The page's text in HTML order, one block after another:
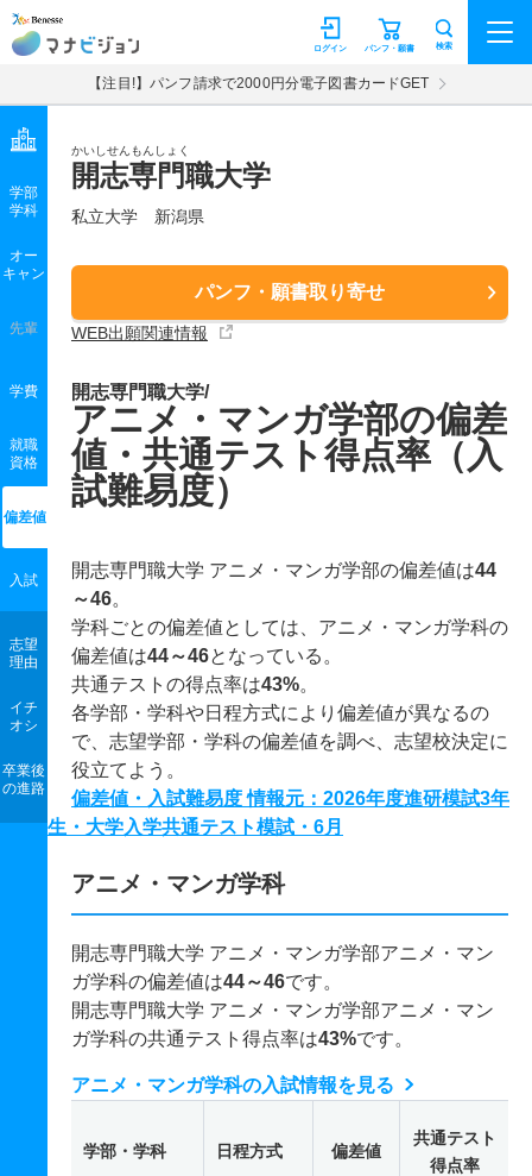
マナビジョン パンフ・願書
ログイン 検索
【注目!】パンフ請求で2000円分電子図書カードGET
かいしせんもんしょく
開志専門職大学
私立大学 新潟県
パンフ・願書取り寄せ
WEB出願関連情報
学部
学科
オー
キャン
先輩
学費
就職
資格
偏差値
入試
志望
理由
イチ
オシ
卒業後
の進路
開志専門職大学/
アニメ・マンガ学部の偏差
値・共通テスト得点率（入
試難易度）
開志専門職大学 アニメ・マンガ学部の偏差値は44
～46。
学科ごとの偏差値としては、アニメ・マンガ学科の
偏差値は44～46となっている。
共通テストの得点率は43%。
各学部・学科や日程方式により偏差値が異なるの
で、志望学部・学科の偏差値を調べ、志望校決定に
役立てよう。
偏差値・入試難易度 情報元：2026年度進研模試3年
生・大学入学共通テスト模試・6月
アニメ・マンガ学科
開志専門職大学 アニメ・マンガ学部アニメ・マン
ガ学科の偏差値は44～46です。
開志専門職大学 アニメ・マンガ学部アニメ・マン
ガ学科の共通テスト得点率は43%です。
アニメ・マンガ学科の入試情報を見る
学部・学科 日程方式 偏差値
共通テスト
得点率